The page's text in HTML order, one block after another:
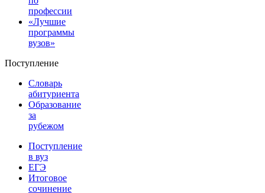
профессии
«Лучшие
программы
вузов»
Поступление
Словарь
абитуриента
Образование
за
рубежом
Поступление
в вуз
ЕГЭ
Итоговое
сочинение